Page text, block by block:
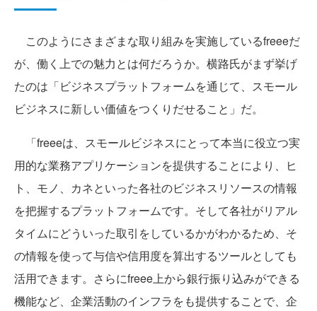
このようにさまざまな取り組みを実施しているfreeeだ
が、働く上での魅力とは何だろうか。横路氏がまず挙げ
たのは「ビジネスプラットフォームを通じて、スモール
ビジネスに新しい価値をつくりだせること」だ。
「freeeは、スモールビジネスにとって本当に役立つ実
用的な業務アプリケーションを提供することにより、ヒ
ト、モノ、カネといった各社のビジネスリソースの情報
を把握するプラットフォームです。そして各社がリアル
タイムにどういった取引をしているかがわかるため、そ
の情報を使って与信や信用度を算出するツールとしても
活用できます。さらにfreee上から銀行振り込みができる
機能など、企業活動のインフラをも提供することで、企